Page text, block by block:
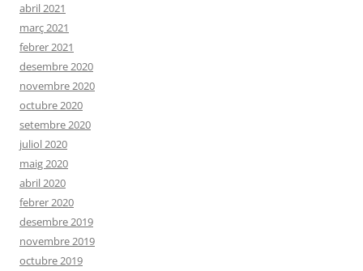
abril 2021
març 2021
febrer 2021
desembre 2020
novembre 2020
octubre 2020
setembre 2020
juliol 2020
maig 2020
abril 2020
febrer 2020
desembre 2019
novembre 2019
octubre 2019